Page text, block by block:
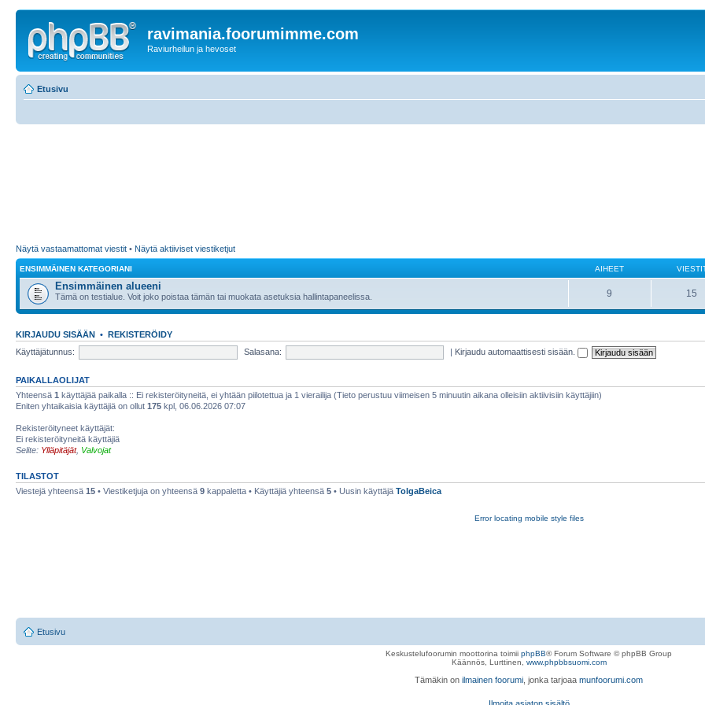
ravimania.foorumimme.com
Raviurheilun ja hevoset
Etusivu
Näytä vastaamattomat viestit • Näytä aktiiviset viestiketjut
ENSIMMÄINEN KATEGORIANI AIHEET
Ensimmäinen alueeni
Tämä on testialue. Voit joko poistaa tämän tai muokata asetuksia hallintapaneelissa. 9 15
KIRJAUDU SISÄÄN • REKISTERÖIDY
Käyttäjätunnus:
Salasana: | Kirjaudu automaattisesti sisään.
PAIKALLAOLIJAT
Yhteensä 1 käyttäjää paikalla :: Ei rekisteröityneitä, ei yhtään piilotettua ja 1 vierailija (Tieto perustuu viimeisen 5 minuutin aikana olleisiin aktiivisiin käyttäjiin)
Eniten yhtaikaisia käyttäjiä on ollut 175 kpl, 06.06.2026 07:07
Rekisteröityneet käyttäjät:
Ei rekisteröityneitä käyttäjiä
Selite: Ylläpitäjät, Valvojat
TILASTOT
Viestejä yhteensä 15 • Viestiketjuja on yhteensä 9 kappaletta • Käyttäjiä yhteensä 5 • Uusin käyttäjä TolgaBeica
Error locating mobile style files
Etusivu
Keskustelufoorumin moottorina toimii phpBB® Forum Software © phpBB Group
Käännös, Lurttinen, www.phpbbsuomi.com
Tämäkin on ilmainen foorumi , jonka tarjoaa munfoorumi.com